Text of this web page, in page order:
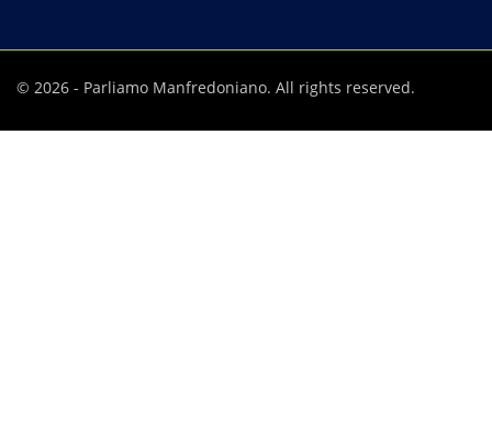
© 2026 - Parliamo Manfredoniano. All rights reserved.